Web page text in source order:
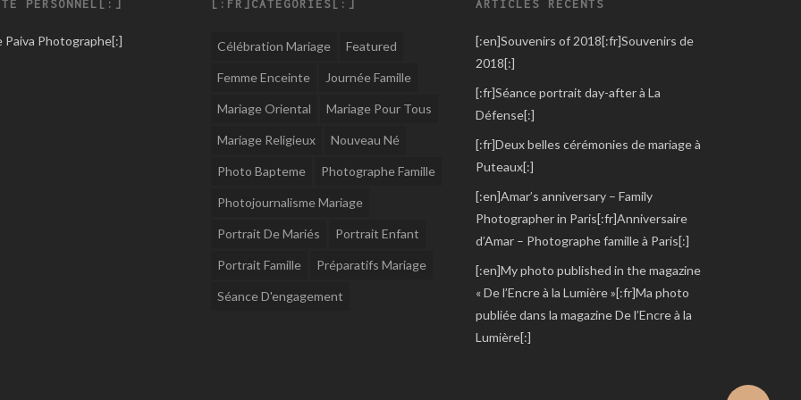
PERSONNEL[:]
Paiva Photographe[:]
[:FR]CATÉGORIES[:]
Célébration Mariage Featured
Femme Enceinte Journée Famille
Mariage Oriental Mariage Pour Tous
Mariage Religieux Nouveau Né
Photo Bapteme Photographe Famille
Photojournalisme Mariage
Portrait De Mariés Portrait Enfant
Portrait Famille Préparatifs Mariage
Séance D'engagement
ARTICLES RÉCENTS
[:en]Souvenirs of 2018[:fr]Souvenirs de
2018[:]
[:fr]Séance portrait day-after à La
Défense[:]
[:fr]Deux belles cérémonies de mariage à
Puteaux[:]
[:en]Amar’s anniversary – Family
Photographer in Paris[:fr]Anniversaire
d’Amar – Photographe famille à Paris[:]
[:en]My photo published in the magazine
« De l’Encre à la Lumière »[:fr]Ma photo
publiée dans la magazine De l’Encre à la
Lumière[:]